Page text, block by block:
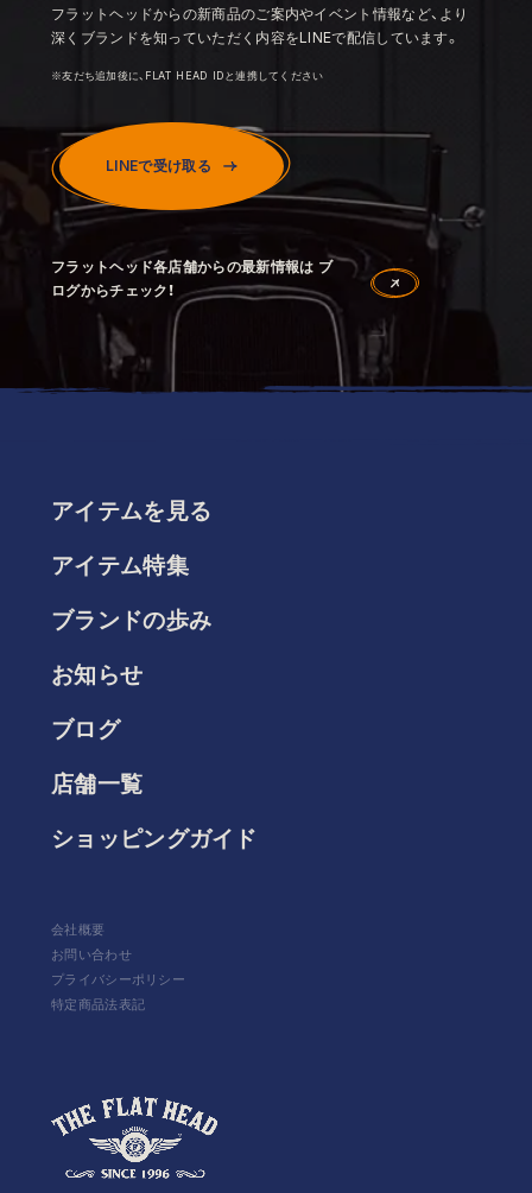
フラットヘッドからの新商品のご案内やイベント情報など、より
深くブランドを知っていただく内容をLINEで配信しています。
※友だち追加後に、FLAT HEAD IDと連携してください
LINEで受け取る
フラットヘッド各店舗からの最新情報は ブ
ログからチェック！
アイテムを見る
アイテム特集
ブランドの歩み
お知らせ
ブログ
店舗一覧
ショッピングガイド
会社概要
お問い合わせ
プライバシーポリシー
特定商品法表記